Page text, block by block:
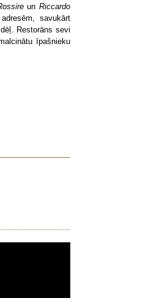
unRiccardo
savukārt
Restorāns sevi
īpašnieku